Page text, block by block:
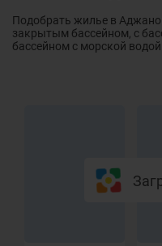
Подобрать жилье в
закрытым бассейном, с
бассейном с морской